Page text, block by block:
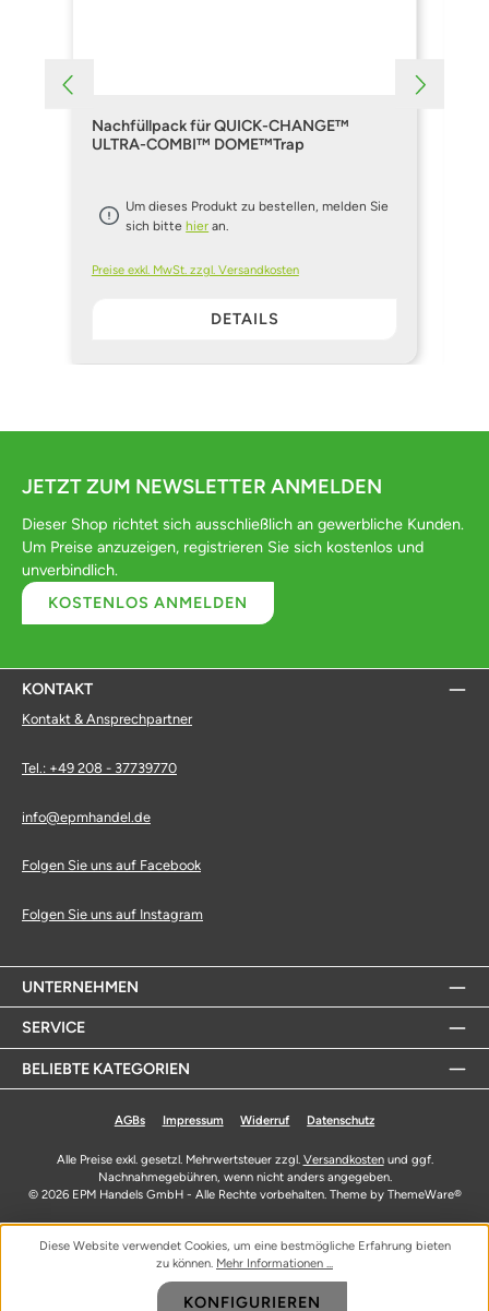
Nachfüllpack für QUICK-CHANGE™
ULTRA-COMBI™ DOME™Trap
Um dieses Produkt zu bestellen, melden Sie
sich bittehier an.
Preise exkl. MwSt. zzgl. Versandkosten
DETAILS
JETZT ZUM NEWSLETTER ANMELDEN
Dieser Shop richtet sich ausschließlich an gewerbliche Kunden.
Um Preise anzuzeigen, registrieren Sie sich kostenlos und
unverbindlich.
KOSTENLOS ANMELDEN
KONTAKT
Kontakt & Ansprechpartner
Tel.: +49 208 - 37739770
info@epmhandel.de
Folgen Sie uns auf Facebook
Folgen Sie uns auf Instagram
UNTERNEHMEN
SERVICE
BELIEBTE KATEGORIEN
AGBs Impressum Widerruf Datenschutz
Alle Preise exkl. gesetzl. Mehrwertsteuer zzgl. Versandkostenund ggf.
Nachnahmegebühren, wenn nicht anders angegeben.
© 2026 EPM Handels GmbH - Alle Rechte vorbehalten. Theme by ThemeWare®
Diese Website verwendet Cookies, um eine bestmögliche Erfahrung bieten
zu können. Mehr Informationen ...
KONFIGURIEREN